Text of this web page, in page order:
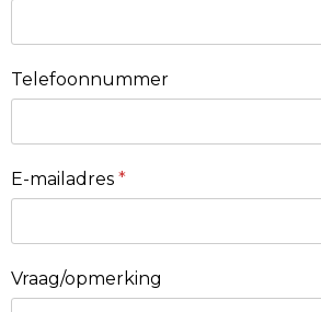
Telefoonnummer
E-mailadres *
Vraag/opmerking